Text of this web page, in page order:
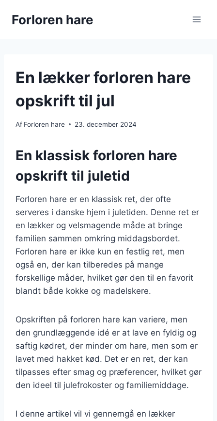
Forloren hare
En lækker forloren hare
opskrift til jul
Af Forloren hare 23. december 2024
En klassisk forloren hare
opskrift til juletid
Forloren hare er en klassisk ret, der ofte
serveres i danske hjem i juletiden. Denne ret er
en lækker og velsmagende måde at bringe
familien sammen omkring middagsbordet.
Forloren hare er ikke kun en festlig ret, men
også en, der kan tilberedes på mange
forskellige måder, hvilket gør den til en favorit
blandt både kokke og madelskere.
Opskriften på forloren hare kan variere, men
den grundlæggende idé er at lave en fyldig og
saftig kødret, der minder om hare, men som er
lavet med hakket kød. Det er en ret, der kan
tilpasses efter smag og præferencer, hvilket gør
den ideel til julefrokoster og familiemiddage.
I denne artikel vil vi gennemgå en lækker